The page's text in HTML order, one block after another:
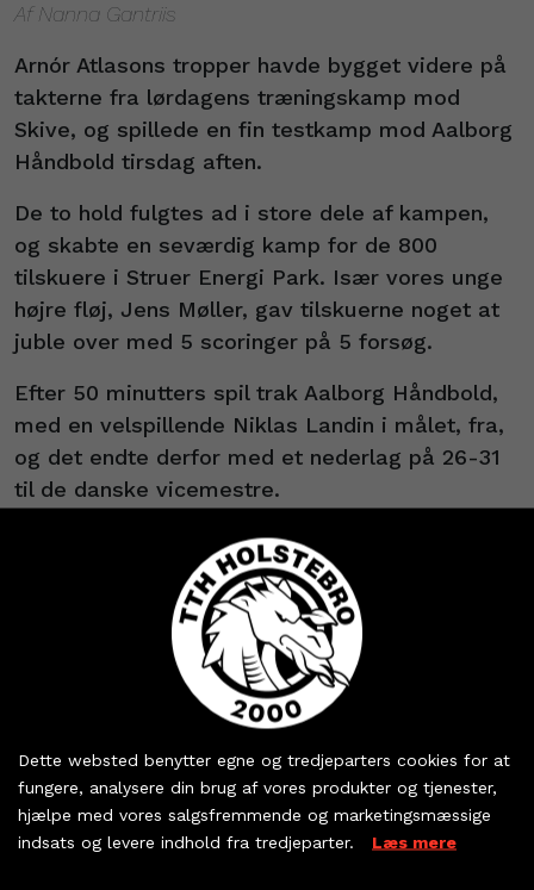
Køb dine billetter og
dine partnerbilletter
KØB BILLET
Af Nanna Gantriis
Arnór Atlasons tropper havde bygget videre på
takterne fra lørdagens træningskamp mod
Skive, og spillede en fin testkamp mod Aalborg
Håndbold tirsdag aften.
De to hold fulgtes ad i store dele af kampen,
og skabte en seværdig kamp for de 800
tilskuere i Struer Energi Park. Især vores unge
højre fløj, Jens Møller, gav tilskuerne noget at
juble over med 5 scoringer på 5 forsøg.
Efter 50 minutters spil trak Aalborg Håndbold,
med en velspillende Niklas Landin i målet, fra,
og det endte derfor med et nederlag på 26-31
til de danske vicemestre.
TTH topscorer blev Jens Møller.
Aalborg venter i pokalen
Aalborg Håndbold er modstanderen igen
søndag den 27. august, når vi møder Landin,
Mikkel Hansen og holdkammeraterne i
fredag klokken 10.00.
Næste træningskamp
Dette websted benytter egne og tredjeparters cookies for at
fungere, analysere din brug af vores produkter og tjenester,
hjælpe med vores salgsfremmende og marketingsmæssige
indsats og levere indhold fra tredjeparter. Læs mere